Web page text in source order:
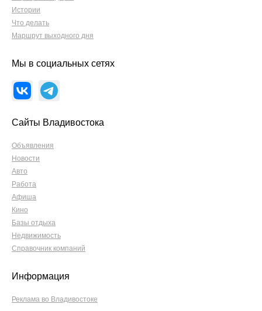
Истории
Что делать
Маршрут выходного дня
Мы в социальных сетях
Сайты Владивостока
Объявления
Новости
Авто
Работа
Афиша
Кино
Базы отдыха
Недвижимость
Справочник компаний
Информация
Реклама во Владивостоке